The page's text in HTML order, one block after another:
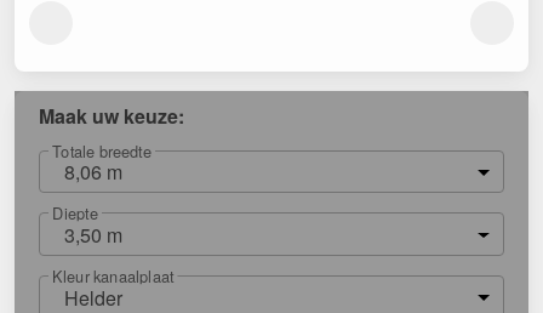
Maak uw keuze:
Totale breedte
8,06 m
Diepte
3,50 m
Kleur kanaalplaat
Helder